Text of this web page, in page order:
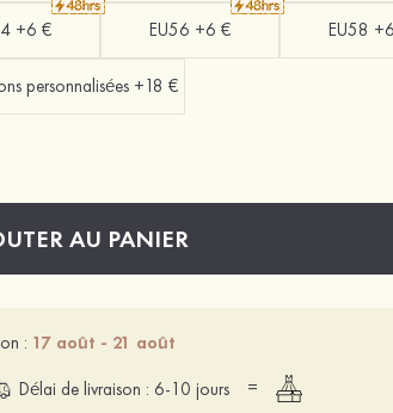
+6 € EU56 +6 € EU58
personnalisées +18 €
AU PANIER
: 17 août - 21 août
Délai de livraison : 6-10 jours
=